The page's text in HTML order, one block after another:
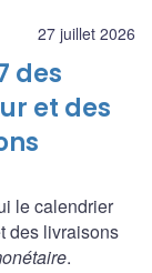
27 juillet 2026
des
et des
le calendrier
des livraisons
.